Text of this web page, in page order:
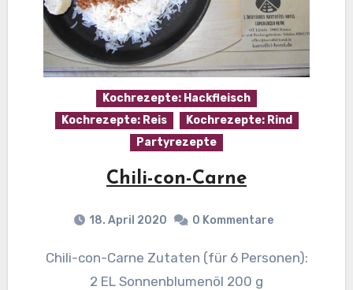
Kochrezepte: Hackfleisch
Kochrezepte: Reis
Kochrezepte: Rind
Partyrezepte
Chili-con-Carne
18. April 2020 0 Kommentare
Chili-con-Carne Zutaten (für 6 Personen):
2 EL Sonnenblumenöl 200 g